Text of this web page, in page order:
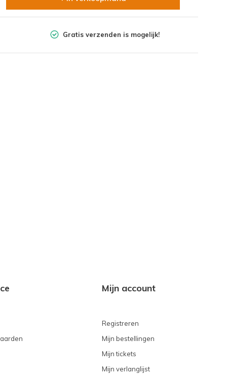
Gratis verzenden is mogelijk!
Mijn account
Registreren
Mijn bestellingen
Mijn tickets
Mijn verlanglijst